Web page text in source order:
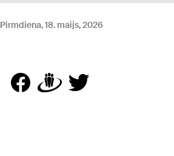
Pirmdiena, 18. maijs, 2026